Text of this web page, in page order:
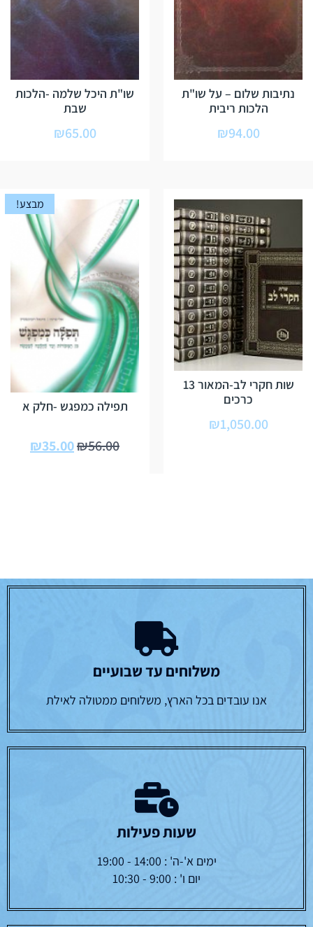
נתיבות שלום – על שו"ת
הלכות ריבית
₪94.00
שו"ת היכל שלמה -הלכות
שבת
₪65.00
שות חקרי לב-המאור 13
כרכים
₪1,050.00
מבצע!
תפילה כמפגש -חלק א
₪56.00
₪35.00
משלוחים עד שבועיים
אנו עובדים בכל הארץ, משלוחים ממטולה לאילת
שעות פעילות
ימים א'-ה' : 14:00 - 19:00
יום ו' : 9:00 - 10:30